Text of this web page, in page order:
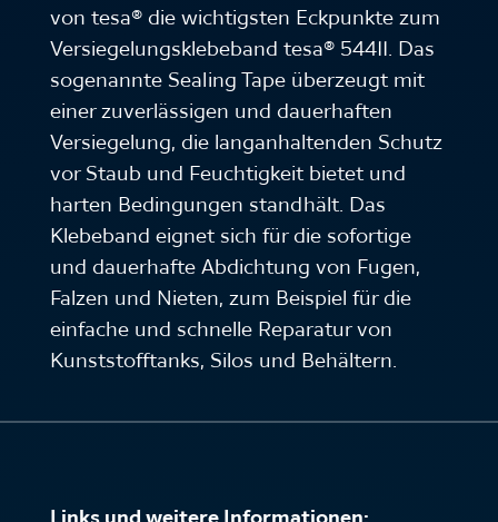
von tesa® die wichtigsten Eckpunkte zum
Versiegelungsklebeband tesa® 54411. Das
sogenannte Sealing Tape überzeugt mit
einer zuverlässigen und dauerhaften
Versiegelung, die langanhaltenden Schutz
vor Staub und Feuchtigkeit bietet und
harten Bedingungen standhält. Das
Klebeband eignet sich für die sofortige
und dauerhafte Abdichtung von Fugen,
Falzen und Nieten, zum Beispiel für die
einfache und schnelle Reparatur von
Kunststofftanks, Silos und Behältern.
Links und weitere Informationen: